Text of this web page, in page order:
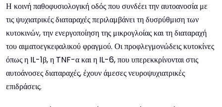
Η κοινή παθοφυσιολογική οδός που συνδέει την αυτοανοσία με
τις ψυχιατρικές διαταραχές περιλαμβάνει τη δυσρύθμιση των
κυτοκινών, την ενεργοποίηση της μικρογλοίας και τη διαταραχή
του αιματοεγκεφαλικού φραγμού. Οι προφλεγμονώδεις κυτοκίνες
όπως η IL-1β, η TNF-α και η IL-6, που υπερεκκρίνονται στις
αυτοάνοσες διαταραχές, έχουν άμεσες νευροψυχιατρικές
επιδράσεις.